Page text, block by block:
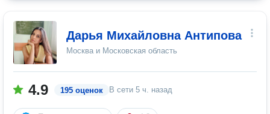
Дарья Михайловна Антипова
Москва и Московская область
4.9 195 оценок В сети 5 ч. назад